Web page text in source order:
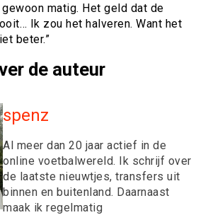
matig. Het geld dat de
Ik zou het halveren. Want het
beter.”
de auteur
spenz
Al meer dan 20 jaar actief in de
online voetbalwereld. Ik schrijf over
de laatste nieuwtjes, transfers uit
binnen en buitenland. Daarnaast
maak ik regelmatig